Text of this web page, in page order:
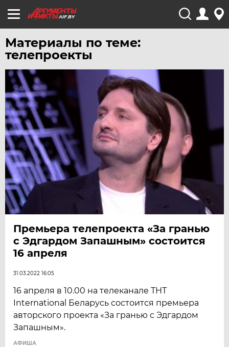
AIF.BY
Материалы по теме:
телепроекты
Премьера телепроекта «За гранью
с Эдгардом Запашным» состоится
16 апреля
31.03.2022 16:05
16 апреля в 10.00 на телеканале ТНТ
International Беларусь состоится премьера
авторского проекта «За гранью с Эдгардом
Запашным».
АФИША